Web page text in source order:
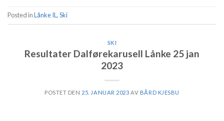
Posted inLånke IL ,Ski
SKI
Resultater Dalførekarusell Lånke 25 jan
2023
POSTET DEN 25. JANUAR 2023 AV BÅRD KJESBU